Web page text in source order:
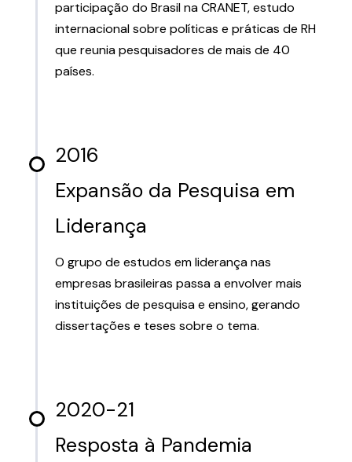
participação do Brasil na CRANET, estudo
internacional sobre políticas e práticas de RH
que reunia pesquisadores de mais de 40
países.
2016
Expansão da Pesquisa em
Liderança
O grupo de estudos em liderança nas
empresas brasileiras passa a envolver mais
instituições de pesquisa e ensino, gerando
dissertações e teses sobre o tema.
2020-21
Resposta à Pandemia